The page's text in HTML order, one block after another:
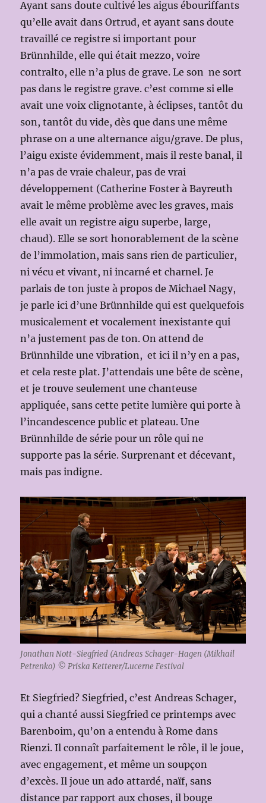
Ayant sans doute cultivé les aigus ébouriffants
qu’elle avait dans Ortrud, et ayant sans doute
travaillé ce registre si important pour
Brünnhilde, elle qui était mezzo, voire
contralto, elle n’a plus de grave. Le son ne sort
pas dans le registre grave. c’est comme si elle
avait une voix clignotante, à éclipses, tantôt du
son, tantôt du vide, dès que dans une même
phrase on a une alternance aigu/grave. De plus,
l’aigu existe évidemment, mais il reste banal, il
n’a pas de vraie chaleur, pas de vrai
développement (Catherine Foster à Bayreuth
avait le même problème avec les graves, mais
elle avait un registre aigu superbe, large,
chaud). Elle se sort honorablement de la scène
de l’immolation, mais sans rien de particulier,
ni vécu et vivant, ni incarné et charnel. Je
parlais de ton juste à propos de Michael Nagy,
je parle ici d’une Brünnhilde qui est quelquefois
musicalement et vocalement inexistante qui
n’a justement pas de ton. On attend de
Brünnhilde une vibration, et ici il n’y en a pas,
et cela reste plat. J’attendais une bête de scène,
et je trouve seulement une chanteuse
appliquée, sans cette petite lumière qui porte à
l’incandescence public et plateau. Une
Brünnhilde de série pour un rôle qui ne
supporte pas la série. Surprenant et décevant,
mais pas indigne.
Jonathan Nott-Siegfried (Andreas Schager-Hagen (Mikhail
Petrenko) © Priska Ketterer/Lucerne Festival
Et Siegfried? Siegfried, c’est Andreas Schager,
qui a chanté aussi Siegfried ce printemps avec
Barenboim, qu’on a entendu à Rome dans
Rienzi. Il connaît parfaitement le rôle, il le joue,
avec engagement, et même un soupçon
d’excès. Il joue un ado attardé, naïf, sans
distance par rapport aux choses, il bouge